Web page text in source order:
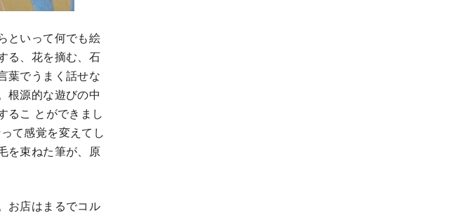
といって何でも絵
る、花を摘む、石
葉でうまく話せな
根源的な遊びの中
るこ とができまし
て感覚を変えてし
を束ねた筆が、原
お店はまるでコル